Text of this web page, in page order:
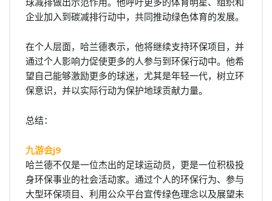
企业加入到碳减排行动中，共同推动绿色体育的发展。
在个人层面，哈兰德表示，他将继续支持环保项目，并
通过个人影响力促使更多的人参与到环保行动中。他希
望自己能够激励更多的球迷，尤其是年轻一代，树立环
保意识，并以实际行动为保护地球贡献力量。
总结：
九游会j9
哈兰德不仅是一位杰出的足球运动员，更是一位积极投
身环保事业的社会活动家。通过个人的环保行为、参与
大型环保项目、利用公众平台宣传绿色理念以及展望未